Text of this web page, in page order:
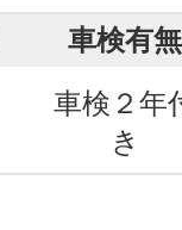
車検有無
車検２年
き